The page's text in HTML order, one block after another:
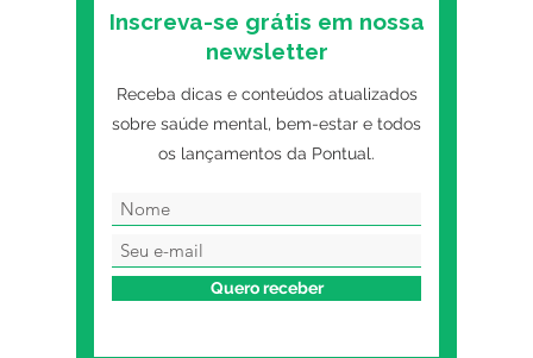
Inscreva-se grátis em nossa
newsletter
Receba dicas e conteúdos atualizados
sobre saúde mental, bem-estar e todos
os lançamentos da Pontual.
Quero receber